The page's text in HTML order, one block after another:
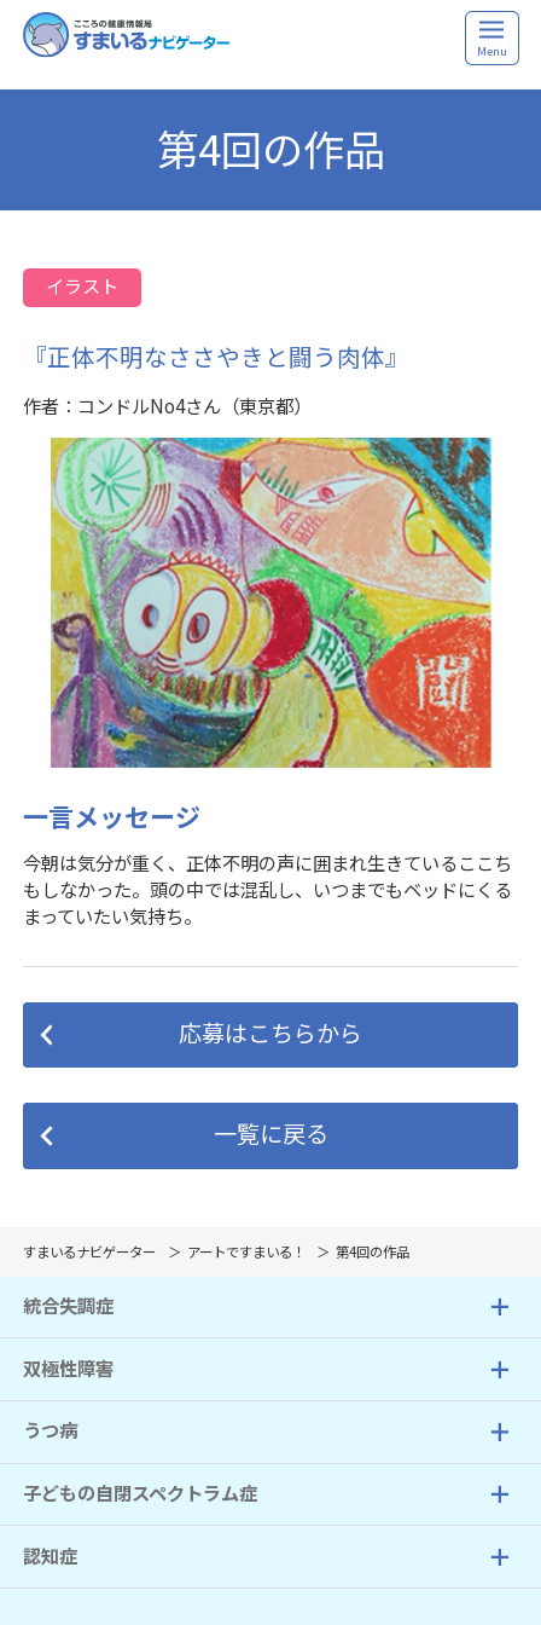
Menu
第4回の作品
イラスト
『正体不明なささやきと闘う肉体』
作者：コンドルNo4さん（東京都）
一言メッセージ
今朝は気分が重く、正体不明の声に囲まれ生きているここち
もしなかった。頭の中では混乱し、いつまでもベッドにくる
まっていたい気持ち。
応募はこちらから
一覧に戻る
すまいるナビゲーター アートですまいる！ 第4回の作品
統合失調症
双極性障害
うつ病
子どもの自閉スペクトラム症
認知症